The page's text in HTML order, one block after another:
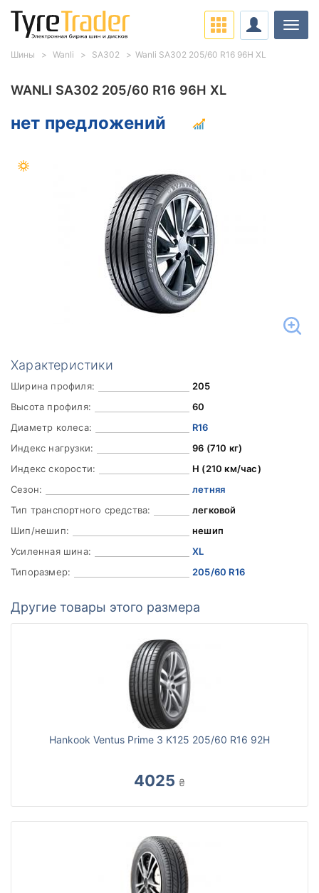
WANLI SA302 205/60 R16 96H XL
нет предложений
Характеристики
Ширина профиля:
205
Высота профиля:
60
Диаметр колеса:
R16
Индекс нагрузки:
96 (710 кг)
Индекс скорости:
H (210 км/час)
Сезон:
летняя
Тип транспортного средства:
легковой
Шип/нешип:
нешип
Усиленная шина:
XL
Типоразмер:
205/60 R16
Другие товары этого размера
Hankook Ventus Prime 3 K125 205/60 R16 92H
4025 ₴
Шины Wanli SA302 Wanli SA302 205/60 R16 96H XL